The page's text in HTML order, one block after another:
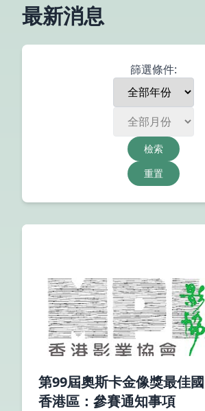
最新消息
篩選條件:
檢索
重置
第99屆奧斯卡金像獎最佳
香港區：參賽通知事項